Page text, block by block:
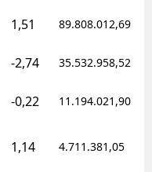
1,51 89.808.012,69
-2,74 35.532.958,52
-0,22 11.194.021,90
1,14 4.711.381,05